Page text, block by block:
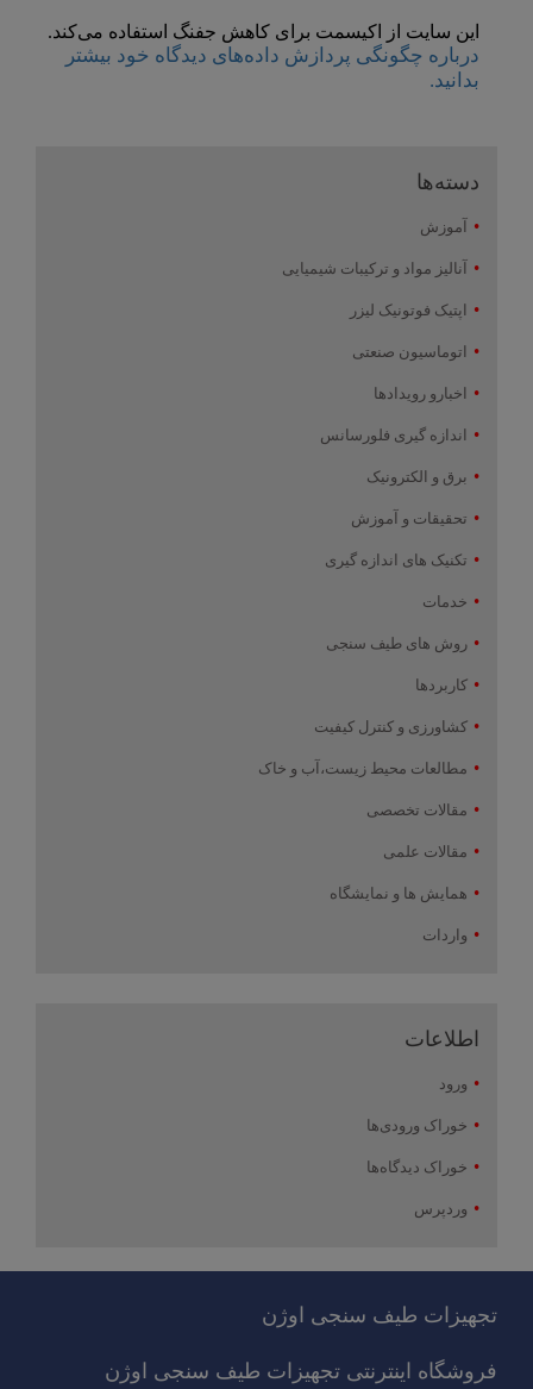
این سایت از اکیسمت برای کاهش جفنگ استفاده می‌کند.
درباره چگونگی پردازش داده‌های دیدگاه خود بیشتر
بدانید.
دسته‌ها
آموزش
آنالیز مواد و ترکیبات شیمیایی
اپتیک فوتونیک لیزر
اتوماسیون صنعتی
اخبارو رویدادها
اندازه گیری فلورسانس
برق و الکترونیک
تحقیقات و آموزش
تکنیک های اندازه گیری
خدمات
روش های طیف سنجی
کاربردها
کشاورزی و کنترل کیفیت
مطالعات محیط زیست،آب و خاک
مقالات تخصصی
مقالات علمی
همایش ها و نمایشگاه
واردات
اطلاعات
ورود
خوراک ورودی‌ها
خوراک دیدگاه‌ها
وردپرس
تجهیزات طیف سنجی اوژن
فروشگاه اینترنتی تجهیزات طیف سنجی اوژن